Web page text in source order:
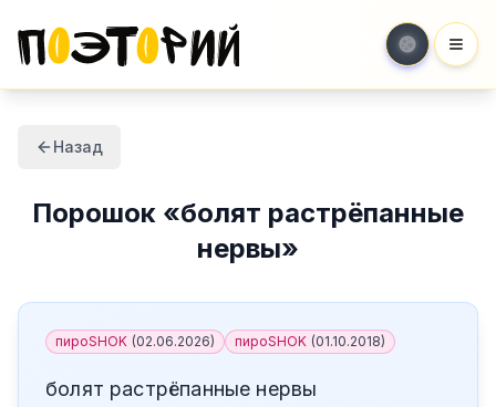
Назад
Порошок «болят растрёпанные
нервы»
пироSHOK (02.06.2026) пироSHOK (01.10.2018)
болят растрёпанные нервы